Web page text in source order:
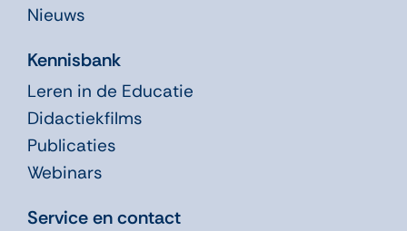
Nieuws
Kennisbank
Leren in de Educatie
Didactiekfilms
Publicaties
Webinars
Service en contact